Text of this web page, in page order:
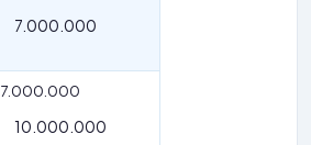
7.000.000
7.000.000
10.000.000